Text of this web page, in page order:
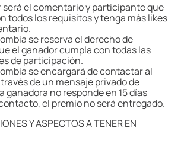
será el comentario y participante que
todos los requisitos y tenga más likes
se reserva el derecho de
el ganador cumpla con todas las
de participación.
se encargará de contactar al
de un mensaje privado de
ganadora no responde en 15 días
el premio no será entregado.
Y ASPECTOS A TENER EN